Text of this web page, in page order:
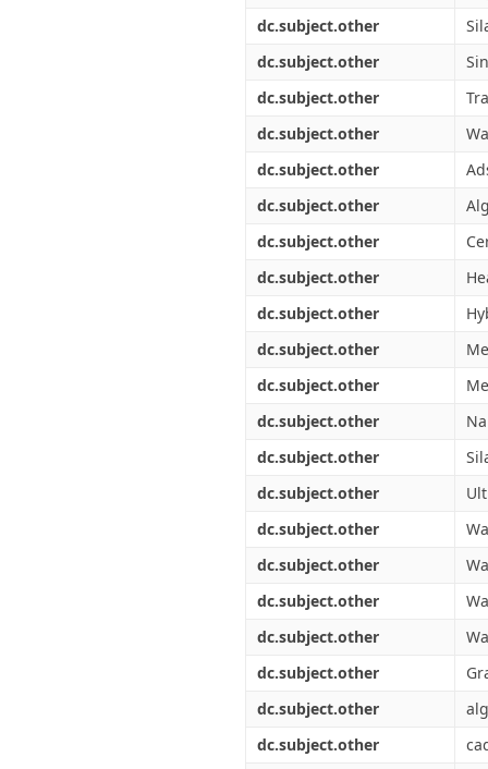
dc.subject.other
dc.subject.other
dc.subject.other
dc.subject.other
dc.subject.other
dc.subject.other
dc.subject.other
dc.subject.other
dc.subject.other
dc.subject.other
dc.subject.other
dc.subject.other
dc.subject.other
dc.subject.other
dc.subject.other
dc.subject.other
dc.subject.other
dc.subject.other
dc.subject.other
dc.subject.other
dc.subject.other